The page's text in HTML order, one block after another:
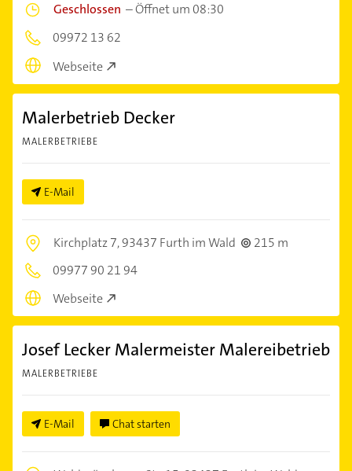
Geschlossen –Öffnet um 08:30
09972 13 62
Webseite
Malerbetrieb Decker
MALERBETRIEBE
E-Mail
Kirchplatz 7,93437 Furth im Wald
215 m
09977 90 21 94
Webseite
Josef Lecker Malermeister Malereibetrieb
MALERBETRIEBE
E-Mail Chat starten